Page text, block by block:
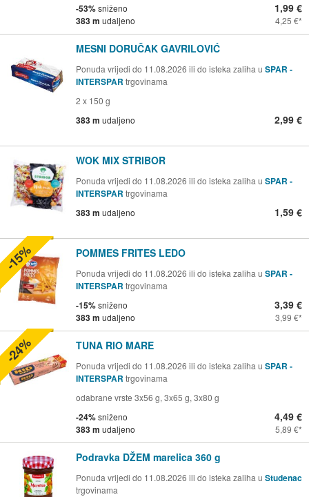
-53%sniženo
383 m udaljeno
1,99 €
4,25 €
MESNI DORUČAK GAVRILOVIĆ
Ponuda vrijedi do 11.08.2026 ili do isteka zaliha u SPAR -
INTERSPAR trgovinama
2 x 150 g
383 m udaljeno 2,99 €
WOK MIX STRIBOR
Ponuda vrijedi do 11.08.2026 ili do isteka zaliha u SPAR -
INTERSPAR trgovinama
383 m udaljeno 1,59 €
POMMES FRITES LEDO
Ponuda vrijedi do 11.08.2026 ili do isteka zaliha u SPAR -
INTERSPAR trgovinama
-15%sniženo
383 m udaljeno
3,39 €
3,99 €
-15%
TUNA RIO MARE
Ponuda vrijedi do 11.08.2026 ili do isteka zaliha u SPAR -
INTERSPAR trgovinama
odabrane vrste 3x56 g, 3x65 g, 3x80 g
-24%sniženo
383 m udaljeno
4,49 €
5,89 €
-24%
Podravka DŽEM marelica 360 g
Ponuda vrijedi do 11.08.2026 ili do isteka zaliha u Studenac
trgovinama